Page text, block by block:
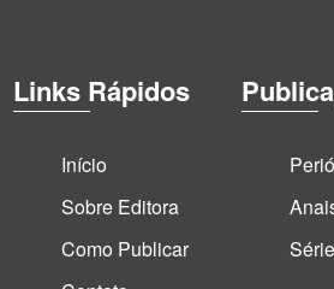
Links Rápidos
Início
Sobre Editora
Como Publicar